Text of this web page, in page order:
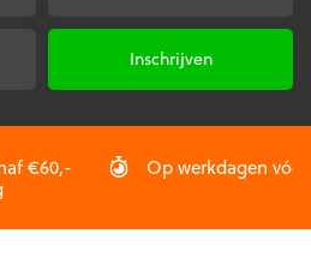
€60,-
Op werkdagen